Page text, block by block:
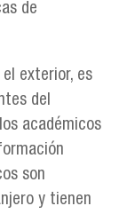
de
exterior, es
del
académicos
son
y tienen